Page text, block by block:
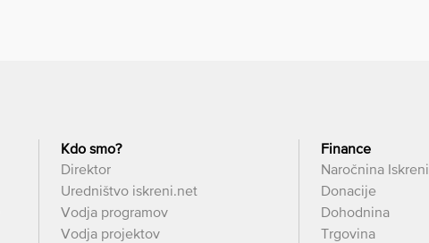
Kdo smo?
Direktor
Uredništvo iskreni.net
Vodja programov
Vodja projektov
Finance
Naročnina Iskreni
Donacije
Dohodnina
Trgovina